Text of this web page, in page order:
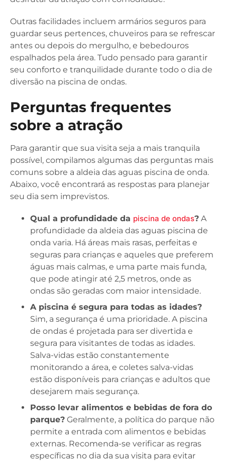
Outras facilidades incluem armários seguros para
guardar seus pertences, chuveiros para se refrescar
antes ou depois do mergulho, e bebedouros
espalhados pela área. Tudo pensado para garantir
seu conforto e tranquilidade durante todo o dia de
diversão na piscina de ondas.
Perguntas frequentes
sobre a atração
Para garantir que sua visita seja a mais tranquila
possível, compilamos algumas das perguntas mais
comuns sobre a aldeia das aguas piscina de onda.
Abaixo, você encontrará as respostas para planejar
seu dia sem imprevistos.
Qual a profundidade da piscina de ondas? A
profundidade da aldeia das aguas piscina de
onda varia. Há áreas mais rasas, perfeitas e
seguras para crianças e aqueles que preferem
águas mais calmas, e uma parte mais funda,
que pode atingir até 2,5 metros, onde as
ondas são geradas com maior intensidade.
A piscina é segura para todas as idades?
Sim, a segurança é uma prioridade. A piscina
de ondas é projetada para ser divertida e
segura para visitantes de todas as idades.
Salva-vidas estão constantemente
monitorando a área, e coletes salva-vidas
estão disponíveis para crianças e adultos que
desejarem mais segurança.
Posso levar alimentos e bebidas de fora do
parque? Geralmente, a política do parque não
permite a entrada com alimentos e bebidas
externas. Recomenda-se verificar as regras
específicas no dia da sua visita para evitar